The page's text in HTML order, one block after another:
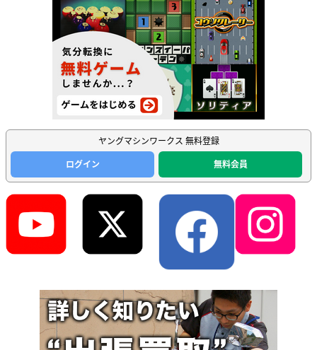
ヤングマシンワークス 無料登録
ログイン
無料会員